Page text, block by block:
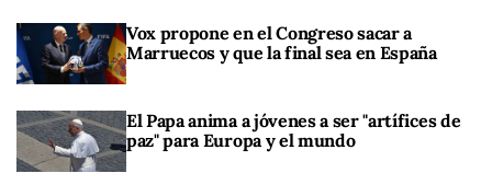
Vox propone en el Congreso sacar a
Marruecos y que la final sea en España
El Papa anima a jóvenes a ser "artífices de
paz" para Europa y el mundo